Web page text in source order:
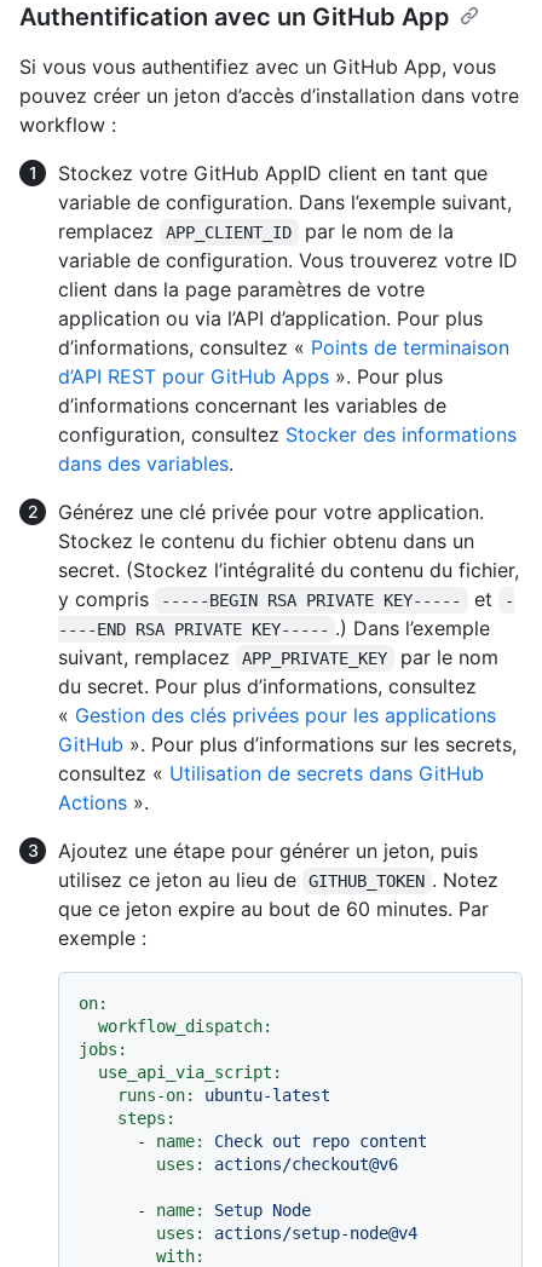
Authentification avec un GitHub App
Si vous vous authentifiez avec un GitHub App, vous
pouvez créer un jeton d’accès d’installation dans votre
workflow :
Stockez votre GitHub AppID client en tant que
variable de configuration. Dans l’exemple suivant,
remplacez
APP_CLIENT_ID
par le nom de la
variable de configuration. Vous trouverez votre ID
client dans la page paramètres de votre
application ou via l’API d’application. Pour plus
d’informations, consultez « Points de terminaison
d’API REST pour GitHub Apps ». Pour plus
d’informations concernant les variables de
configuration, consultez Stocker des informations
dans des variables.
Générez une clé privée pour votre application.
Stockez le contenu du fichier obtenu dans un
secret. (Stockez l’intégralité du contenu du fichier,
y compris
-----BEGIN RSA PRIVATE KEY----- et
-
----END RSA PRIVATE KEY----- .) Dans l’exemple
suivant, remplacez
APP_PRIVATE_KEY
par le nom
du secret. Pour plus d’informations, consultez
« Gestion des clés privées pour les applications
GitHub ». Pour plus d’informations sur les secrets,
consultez « Utilisation de secrets dans GitHub
Actions ».
Ajoutez une étape pour générer un jeton, puis
utilisez ce jeton au lieu de
GITHUB_TOKEN . Notez
que ce jeton expire au bout de 60 minutes. Par
exemple :
on:
workflow_dispatch:
jobs:
use_api_via_script:
runs-on:
ubuntu-latest
steps:
-
name: Check out repo content
uses:
actions/checkout@v6
- name: Setup Node
uses:
actions/setup-node@v4
with: